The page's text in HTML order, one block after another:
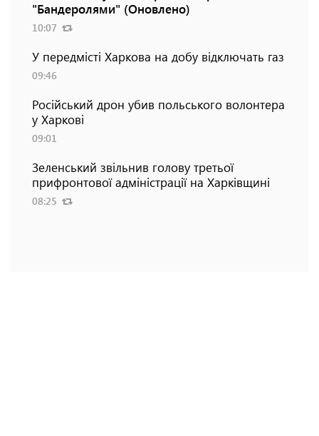
"Бандеролями" (Оновлено)
10:07
У передмісті Харкова на добу відключать газ
09:46
Російський дрон убив польського волонтера
у Харкові
09:01
Зеленський звільнив голову третьої
прифронтової адміністрації на Харківщині
08:25